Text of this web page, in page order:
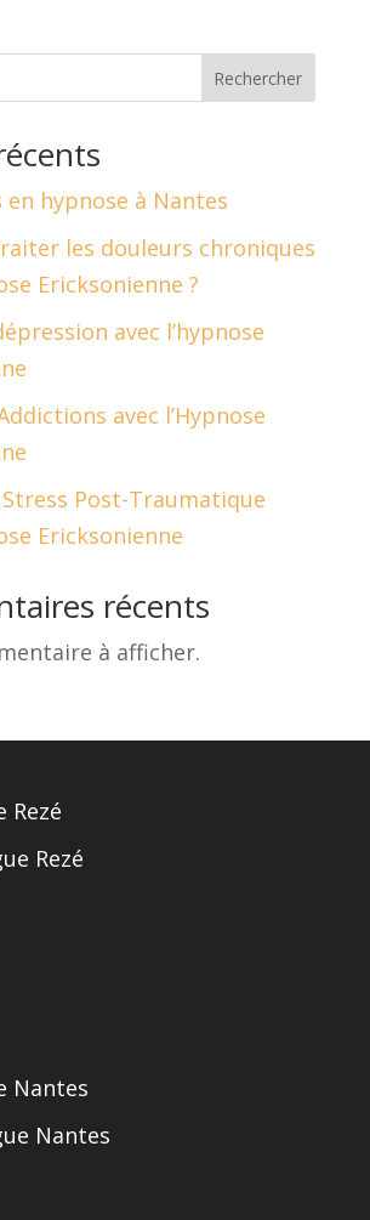
Rechercher
hypnose à Nantes
les douleurs chroniques
Ericksonienne ?
avec l’hypnose
avec l’Hypnose
Post-Traumatique
Ericksonienne
récents
à afficher.
Rezé
Rezé
Nantes
Nantes